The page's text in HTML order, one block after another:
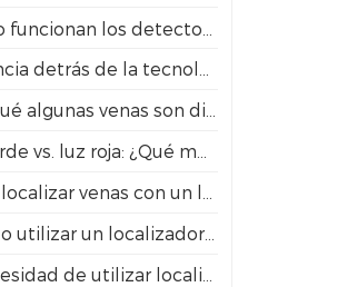
de venas por proyección? La ciencia detrás de la tecnología NIR.
la tecnología de visualización de venas por infrarrojos
venas son difíciles de encontrar?
modo de detección de venas por proyección es el mejor para diferentes tonos de piel?
un localizador de venas infrarrojo para una inserción segura de la aguja.
de venas por proyección frente a la guía ecográfica para el acceso venoso difícil.
de venas por proyección en la atención de urgencias y ambulancias.